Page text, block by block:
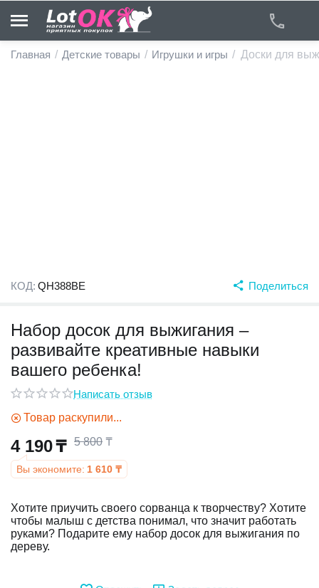
Главная / Детские товары / Игрушки и игры / Доски для
КОД: QH388BE Поделиться
Набор досок для выжигания –
развивайте креативные навыки
вашего ребенка!
Написать отзыв
Товар раскупили...
4 190₸ 5 800 ₸
Вы экономите: 1 610 ₸
Хотите приучить своего сорванца к творчеству? Хотите
чтобы малыш с детства понимал, что значит работать
руками? Подарите ему набор досок для выжигания по
дереву.